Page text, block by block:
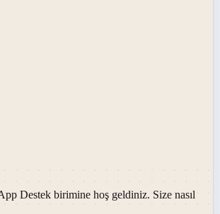
Destek birimine hoş geldiniz. Size nasıl